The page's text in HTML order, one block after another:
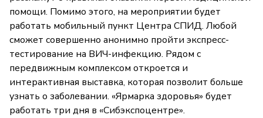
помощи. Помимо этого, на мероприятии будет
работать мобильный пункт Центра СПИД. Любой
сможет совершенно анонимно пройти экспресс-
тестирование на ВИЧ-инфекцию. Рядом с
передвижным комплексом откроется и
интерактивная выставка, которая позволит больше
узнать о заболевании. «Ярмарка здоровья» будет
работать три дня в «Сибэкспоцентре».